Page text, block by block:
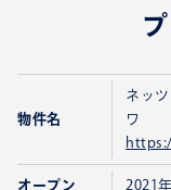
物件名
ネッ
ワ
オープン 2021